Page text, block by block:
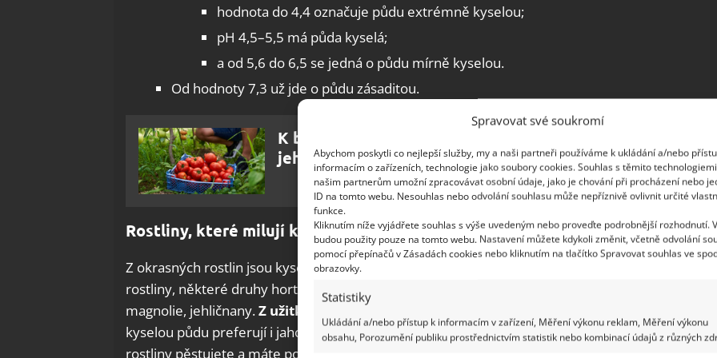
Spravovat své soukromí
Abychom poskytli co nejlepší služby, my a naši partneři používáme k ukládání a/nebo
informacím o zařízeních, technologie jako soubory cookies. Souhlas s těmito
našim partnerům umožní zpracovávat osobní údaje, jako je chování při procházení nebo
ID na tomto webu. Nesouhlas nebo odvolání souhlasu může nepříznivě ovlivnit určité
funkce.
Kliknutím níže vyjádřete souhlas s výše uvedeným nebo proveďte podrobnější rozhodnutí.
budou použity pouze na tomto webu. Nastavení můžete kdykoli změnit, včetně odvolání
pomocí přepínačů v Zásadách cookies nebo kliknutím na tlačítko Spravovat souhlas ve
obrazovky.
Statistiky
Ukládání a/nebo přístup k informacím v zařízení, Měření výkonu reklam, Měření výkonu
obsahu, Porozumění publiku prostřednictvím statistik nebo kombinací údajů z různých
hodnota do 4,4 označuje půdu extrémně kyselou;
pH 4,5–5,5 má půda kyselá;
a od 5,6 do 6,5 se jedná o půdu mírně kyselou.
Od hodnoty 7,3 už jde o půdu zásaditou.
K bohaté úrodě rajčat pomůže efektivní hnojivo,
jehož hlavní složkou je droždí
Rostliny, které milují kyselou půdu
Z okrasných rostlin jsou kyselomilné azalky a rododendrony, vřesovištní a rašeliništní
rostliny, některé druhy hortenzií, lupinus, řebčík kostkovaný, pieris japonský, kapradiny,
magnolie, jehličnany.Z užitkových jsou to zejména borůvky a brusinky
kyselou půdu preferují i jahody, maliník, rybíz a angrešt, rajčata a brambory. Pokud tyto
rostliny pěstujete a máte pocit, že se jim příliš nedaří, udělejte test na půdní pH.